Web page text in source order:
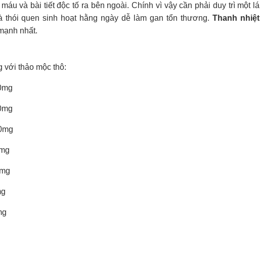
và bài tiết độc tố ra bên ngoài. Chính vì vậy cần phải duy trì một lá
quen sinh hoạt hằng ngày dễ làm gan tổn thương.Thanh nhiệt
nhất.
với thảo mộc thô: